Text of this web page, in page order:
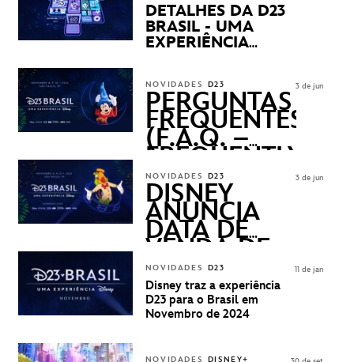
DETALHES DA D23
BRASIL - UMA
EXPERIÊNCIA
NOVIDADES D23
PERGUNTAS
FREQUENTES
(F.A.Q. –
FREQUENTLY
ASKED
QUESTIONS)
3 de jun
NOVIDADES D23
DISNEY
ANUNCIA
DATA DE
VENDA DE
INGRESSOS
PARA A D23
BRASIL -
UMA
3 de jun
NOVIDADES D23
Disney traz a experiência
D23 para o Brasil em
Novembro de 2024
11 de jan
NOVIDADES DISNEY+